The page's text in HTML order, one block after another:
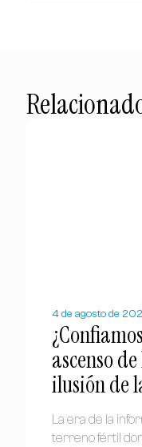
4 de agosto de
ascenso
ilusión de
La era de la
terreno fértil